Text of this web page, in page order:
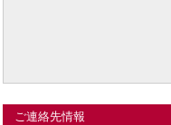
ご連絡先情報